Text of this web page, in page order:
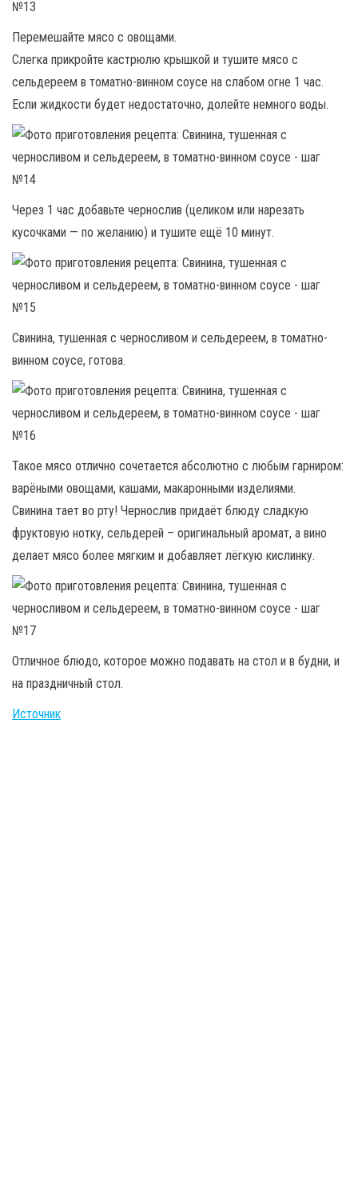
Перемешайте мясо с овощами.
Слегка прикройте кастрюлю крышкой и тушите мясо с
сельдереем в томатно-винном соусе на слабом огне 1 час.
Если жидкости будет недостаточно, долейте немного воды.
Через 1 час добавьте чернослив (целиком или нарезать
кусочками — по желанию) и тушите ещё 10 минут.
Свинина, тушенная с черносливом и сельдереем, в томатно-
винном соусе, готова.
Такое мясо отлично сочетается абсолютно с любым гарниром:
варёными овощами, кашами, макаронными изделиями.
Свинина тает во рту! Чернослив придаёт блюду сладкую
фруктовую нотку, сельдерей – оригинальный аромат, а вино
делает мясо более мягким и добавляет лёгкую кислинку.
Отличное блюдо, которое можно подавать на стол и в будни, и
на праздничный стол.
Источник